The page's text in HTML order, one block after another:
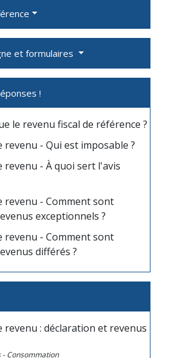
et formulaires
!
le revenu fiscal de référence ?
revenu - Qui est imposable ?
revenu - À quoi sert l'avis
revenu - Comment sont
exceptionnels ?
revenu - Comment sont
différés ?
revenu : déclaration et revenus
Consommation